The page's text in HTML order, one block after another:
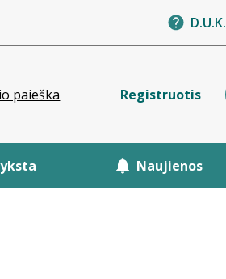
D.U.K.
paieška Registruotis
Naujienos